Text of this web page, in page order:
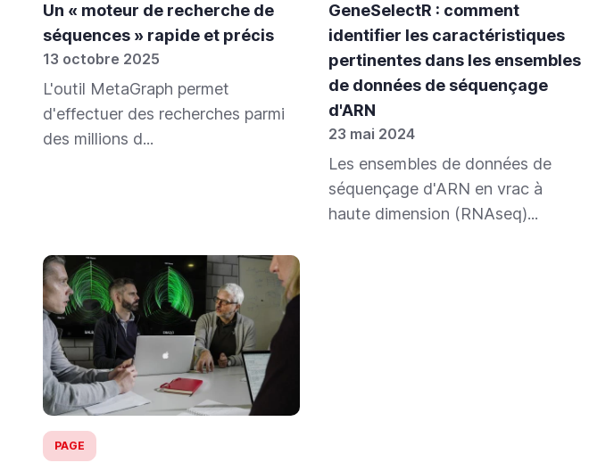
Un « moteur de recherche de
séquences » rapide et précis
13 octobre 2025
L'outil MetaGraph permet
d'effectuer des recherches parmi
des millions d...
GeneSelectR : comment
identifier les caractéristiques
pertinentes dans les ensembles
de données de séquençage
d'ARN
23 mai 2024
Les ensembles de données de
séquençage d'ARN en vrac à
haute dimension (RNAseq)...
PAGE